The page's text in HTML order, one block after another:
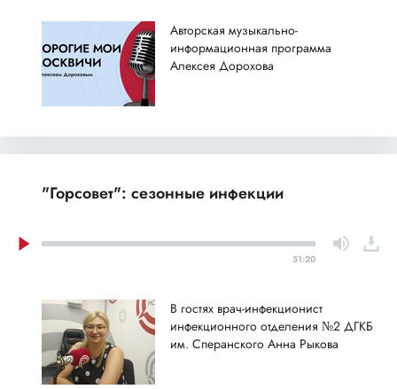
Авторская музыкально-
информационная программа
Алексея Дорохова
"Горсовет": сезонные инфекции
51:20
В гостях врач-инфекционист
инфекционного отделения №2 ДГКБ
им. Сперанского Анна Рыкова